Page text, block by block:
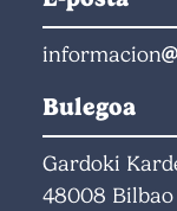
informacion
Bulegoa
Gardoki
48008 Bilbao